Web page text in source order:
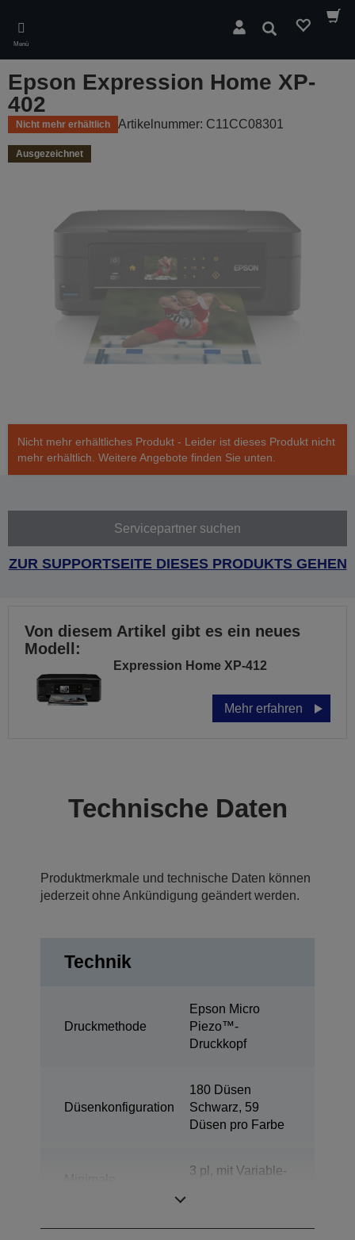
main
content
Menü
Suchen
Epson Expression Home XP-
402
Nicht mehr erhältlich Artikelnummer: C11CC08301
Ausgezeichnet
Nicht mehr erhältliches Produkt - Leider ist dieses Produkt nicht
mehr erhältlich. Weitere Angebote finden Sie unten.
Servicepartner suchen
ZUR SUPPORTSEITE DIESES PRODUKTS GEHEN
Von diesem Artikel gibt es ein neues
Modell:
Expression Home XP-412
Mehr erfahren
Technische Daten
Produktmerkmale und technische Daten können
jederzeit ohne Ankündigung geändert werden.
Technik
Druckmethode
Epson Micro
Piezo™-
Druckkopf
Düsenkonfiguration
180 Düsen
Schwarz, 59
Düsen pro Farbe
3 pl, mit Variable-